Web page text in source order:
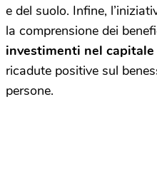
e del suolo. Infine,
la comprensione dei
investimenti nel
ricadute positive sul
persone.